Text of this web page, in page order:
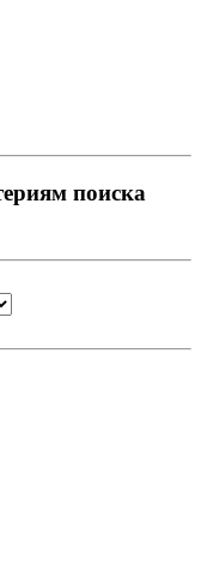
поиска